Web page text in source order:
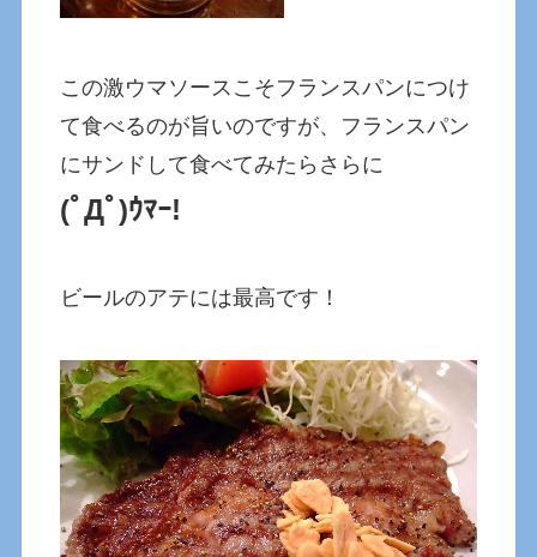
この激ウマソースこそフランスパンにつけ
て食べるのが旨いのですが、フランスパン
にサンドして食べてみたらさらに
(ﾟДﾟ)ｳﾏｰ!
ビールのアテには最高です！